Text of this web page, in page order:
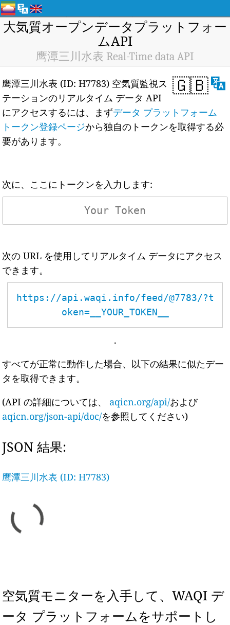
大気質オープンデータプラットフォー
ムAPI
鹰潭三川水表 Real-Time data API
🇬🇧
鹰潭三川水表 (ID: H7783) 空気質監視ス
テーションのリアルタイム データ API
にアクセスするには、まずデータ プラットフォーム
トークン登録ページから独自のトークンを取得する必
要があります。
次に、ここにトークンを入力します:
次の URL を使用してリアルタイム データにアクセス
できます。
https://api.waqi.info/feed/@7783/?t
oken=__YOUR_TOKEN__
.
すべてが正常に動作した場合、以下の結果に似たデー
タを取得できます。
(API の詳細については、 aqicn.org/api/および
aqicn.org/json-api/doc/を参照してください)
JSON 結果:
鹰潭三川水表 (ID: H7783)
空気質モニターを入手して、WAQI デ
ータ プラットフォームをサポートし